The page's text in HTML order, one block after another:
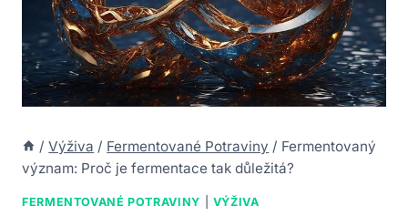
/ Výživa / Fermentované Potraviny / Fermentovaný
význam: Proč je fermentace tak důležitá?
FERMENTOVANÉ POTRAVINY VÝŽIVA